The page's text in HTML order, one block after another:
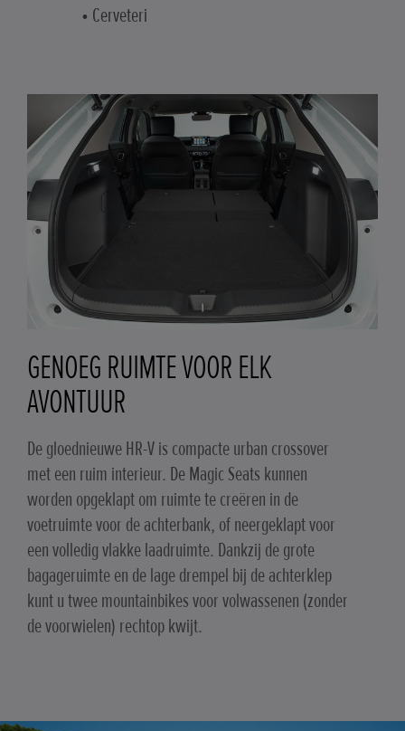
• Cerveteri
GENOEG RUIMTE VOOR ELK
AVONTUUR
De gloednieuwe HR-V is compacte urban crossover
met een ruim interieur. De Magic Seats kunnen
worden opgeklapt om ruimte te creëren in de
voetruimte voor de achterbank, of neergeklapt voor
een volledig vlakke laadruimte. Dankzij de grote
bagageruimte en de lage drempel bij de achterklep
kunt u twee mountainbikes voor volwassenen (zonder
de voorwielen) rechtop kwijt.